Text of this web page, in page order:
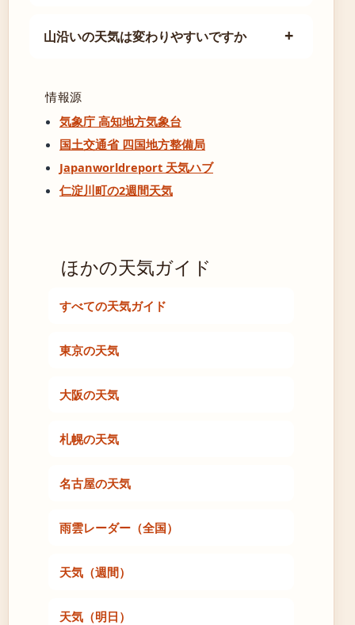
山沿いの天気は変わりやすいですか
情報源
気象庁 高知地方気象台
国土交通省 四国地方整備局
Japanworldreport 天気ハブ
仁淀川町の2週間天気
ほかの天気ガイド
すべての天気ガイド
東京の天気
大阪の天気
札幌の天気
名古屋の天気
雨雲レーダー（全国）
天気（週間）
天気（明日）